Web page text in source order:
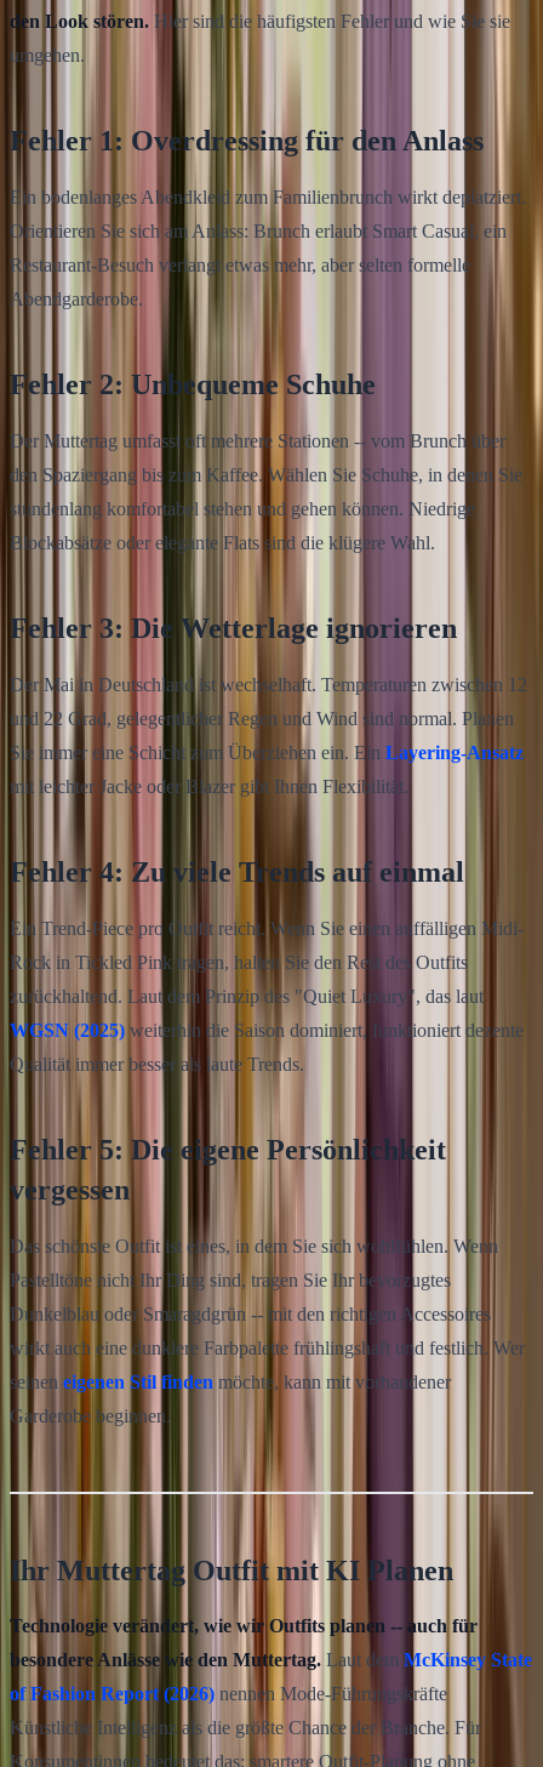
den Look stören. Hier sind die häufigsten Fehler und wie Sie sie
umgehen.
Fehler 1: Overdressing für den Anlass
Ein bodenlanges Abendkleid zum Familienbrunch wirkt deplatziert.
Orientieren Sie sich am Anlass: Brunch erlaubt Smart Casual, ein
Restaurant-Besuch verlangt etwas mehr, aber selten formelle
Abendgarderobe.
Fehler 2: Unbequeme Schuhe
Der Muttertag umfasst oft mehrere Stationen -- vom Brunch über
den Spaziergang bis zum Kaffee. Wählen Sie Schuhe, in denen Sie
stundenlang komfortabel stehen und gehen können. Niedrige
Blockabsätze oder elegante Flats sind die klügere Wahl.
Fehler 3: Die Wetterlage ignorieren
Der Mai in Deutschland ist wechselhaft. Temperaturen zwischen 12
und 22 Grad, gelegentlicher Regen und Wind sind normal. Planen
Sie immer eine Schicht zum Überziehen ein. Ein Layering-Ansatz
mit leichter Jacke oder Blazer gibt Ihnen Flexibilität.
Fehler 4: Zu viele Trends auf einmal
Ein Trend-Piece pro Outfit reicht. Wenn Sie einen auffälligen Midi-
Rock in Tickled Pink tragen, halten Sie den Rest des Outfits
zurückhaltend. Laut dem Prinzip des "Quiet Luxury", das laut
WGSN (2025) weiterhin die Saison dominiert, funktioniert dezente
Qualität immer besser als laute Trends.
Fehler 5: Die eigene Persönlichkeit
vergessen
Das schönste Outfit ist eines, in dem Sie sich wohlfühlen. Wenn
Pastelltöne nicht Ihr Ding sind, tragen Sie Ihr bevorzugtes
Dunkelblau oder Smaragdgrün -- mit den richtigen Accessoires
wirkt auch eine dunklere Farbpalette frühlingshaft und festlich. Wer
seinen eigenen Stil finden möchte, kann mit vorhandener
Garderobe beginnen.
Ihr Muttertag Outfit mit KI Planen
Technologie verändert, wie wir Outfits planen -- auch für
besondere Anlässe wie den Muttertag. Laut dem McKinsey State
of Fashion Report (2026) nennen Mode-Führungskräfte
Künstliche Intelligenz als die größte Chance der Branche. Für
Konsumentinnen bedeutet das: smartere Outfit-Planung ohne